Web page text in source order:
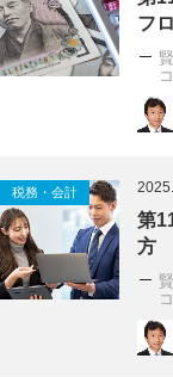
フ
税務・会計
第
方